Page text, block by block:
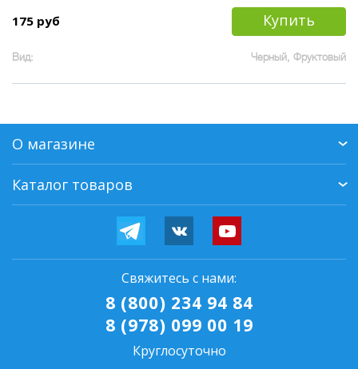
175 руб
Купить
Вид: Черный, Фруктовый
О магазине
Каталог товаров
Свяжитесь с нами:
8 (800) 234 94 84
8 (978) 099 00 19
Круглосуточно